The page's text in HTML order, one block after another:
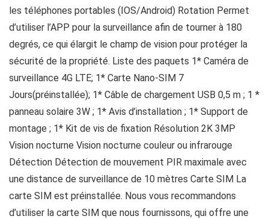
les téléphones portables (IOS/Android) Rotation Permet
d’utiliser l’APP pour la surveillance afin de tourner à 180
degrés, ce qui élargit le champ de vision pour protéger la
sécurité de la propriété. Liste des paquets ‎1* Caméra de
surveillance 4G LTE; 1* Carte Nano-SIM 7
Jours(préinstallée); 1* Câble de chargement USB 0,5 m ; 1 *
panneau solaire 3W ; 1* Avis d’installation ; 1* Support de
montage ; 1* Kit de vis de fixation Résolution 2K 3MP
Vision nocturne Vision nocturne couleur ou infrarouge
Détection Détection de mouvement PIR maximale avec
une distance de surveillance de 10 mètres Carte SIM La
carte SIM est préinstallée. Nous vous recommandons
d’utiliser la carte SIM que nous fournissons, qui offre une